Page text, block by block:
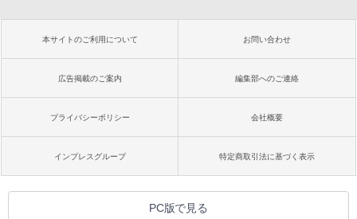
本サイトのご利用について お問い合わせ
広告掲載のご案内 編集部へのご連絡
プライバシーポリシー 会社概要
インプレスグループ 特定商取引法に基づく表示
PC版で見る